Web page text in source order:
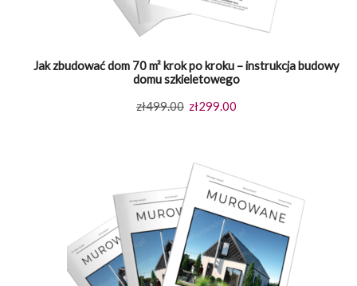
Jak zbudować dom 70 m² krok po kroku – instrukcja budowy
domu szkieletowego
zł499.00 Pierwotna
zł499.00.
zł299.00